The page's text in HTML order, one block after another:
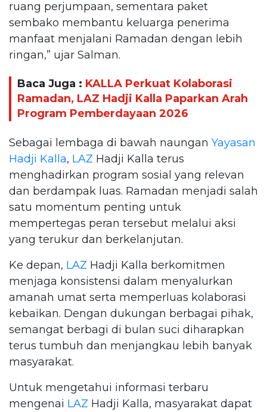
ruang perjumpaan, sementara paket
sembako membantu keluarga penerima
manfaat menjalani Ramadan dengan lebih
ringan,” ujar Salman.
Baca Juga : KALLA Perkuat Kolaborasi
Ramadan, LAZ Hadji Kalla Paparkan Arah
Program Pemberdayaan 2026
Sebagai lembaga di bawah naungan Yayasan
Hadji Kalla, LAZ Hadji Kalla terus
menghadirkan program sosial yang relevan
dan berdampak luas. Ramadan menjadi salah
satu momentum penting untuk
mempertegas peran tersebut melalui aksi
yang terukur dan berkelanjutan.
Ke depan, LAZ Hadji Kalla berkomitmen
menjaga konsistensi dalam menyalurkan
amanah umat serta memperluas kolaborasi
kebaikan. Dengan dukungan berbagai pihak,
semangat berbagi di bulan suci diharapkan
terus tumbuh dan menjangkau lebih banyak
masyarakat.
Untuk mengetahui informasi terbaru
mengenai LAZ Hadji Kalla, masyarakat dapat